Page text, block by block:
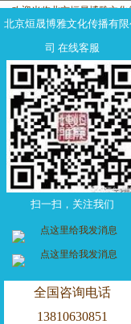
欢迎光临北京烜晟博雅文化
首页
北京烜晟博雅文化传播有
司 在线客服
扫一扫，关注我们
全国咨询电话
13810630851